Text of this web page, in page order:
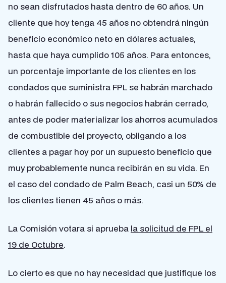
no sean disfrutados hasta dentro de 60 años. Un
cliente que hoy tenga 45 años no obtendrá ningún
beneficio económico neto en dólares actuales,
hasta que haya cumplido 105 años. Para entonces,
un porcentaje importante de los clientes en los
condados que suministra FPL se habrán marchado
o habrán fallecido o sus negocios habrán cerrado,
antes de poder materializar los ahorros acumulados
de combustible del proyecto, obligando a los
clientes a pagar hoy por un supuesto beneficio que
muy probablemente nunca recibirán en su vida. En
el caso del condado de Palm Beach, casi un 50% de
los clientes tienen 45 años o más.
La Comisión votara si aprueba la solicitud de FPL el
19 de Octubre.
Lo cierto es que no hay necesidad que justifique los